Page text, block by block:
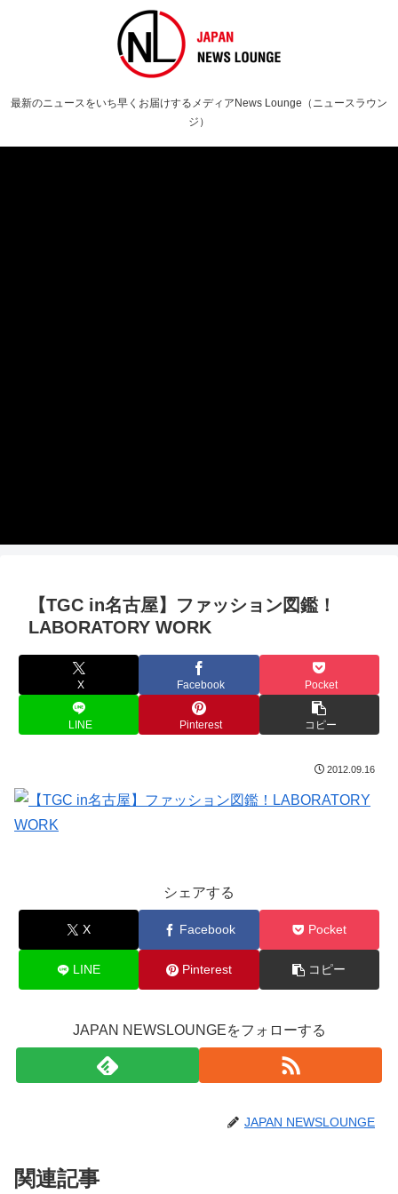
最新のニュースをいち早くお届けするメディアNews Lounge（ニュースラウン
ジ）
【TGC in名古屋】ファッション図鑑！
LABORATORY WORK
X Facebook Pocket
LINE Pinterest コピー
2012.09.16
シェアする
X Facebook Pocket
LINE Pinterest コピー
JAPAN NEWSLOUNGEをフォローする
JAPAN NEWSLOUNGE
関連記事